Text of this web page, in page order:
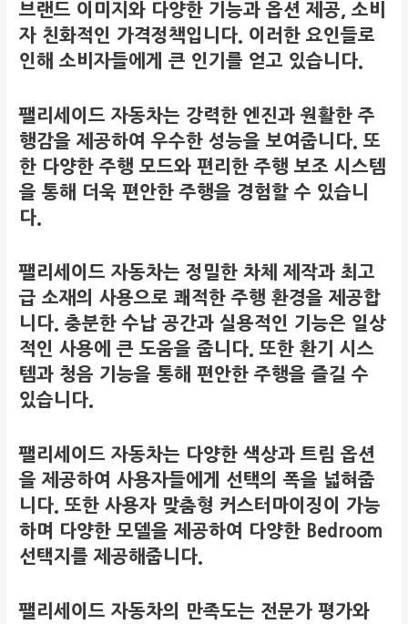
브랜드 이미지와 다양한 기능과 옵션 제공, 소비
자 친화적인 가격정책입니다. 이러한 요인들로
인해 소비자들에게 큰 인기를 얻고 있습니다.
팰리세이드 자동차는 강력한 엔진과 원활한 주
행감을 제공하여 우수한 성능을 보여줍니다. 또
한 다양한 주행 모드와 편리한 주행 보조 시스템
을 통해 더욱 편안한 주행을 경험할 수 있습니
다.
팰리세이드 자동차는 정밀한 차체 제작과 최고
급 소재의 사용으로 쾌적한 주행 환경을 제공합
니다. 충분한 수납 공간과 실용적인 기능은 일상
적인 사용에 큰 도움을 줍니다. 또한 환기 시스
템과 청음 기능을 통해 편안한 주행을 즐길 수
있습니다.
팰리세이드 자동차는 다양한 색상과 트림 옵션
을 제공하여 사용자들에게 선택의 폭을 넓혀줍
니다. 또한 사용자 맞춤형 커스터마이징이 가능
하며 다양한 모델을 제공하여 다양한 Bedroom
선택지를 제공해줍니다.
팰리세이드 자동차의 만족도는 전문가 평가와